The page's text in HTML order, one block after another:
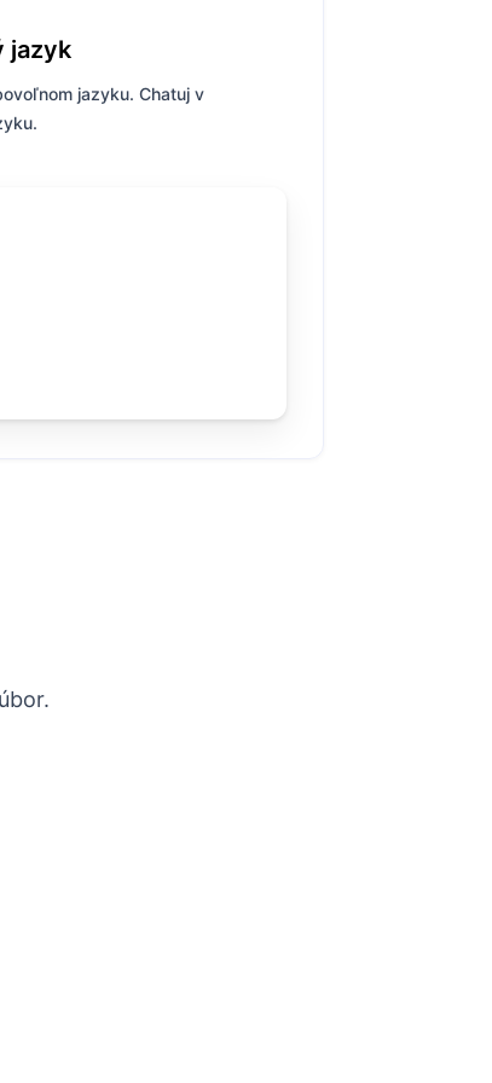
jazyk
jazyku. Chatuj v